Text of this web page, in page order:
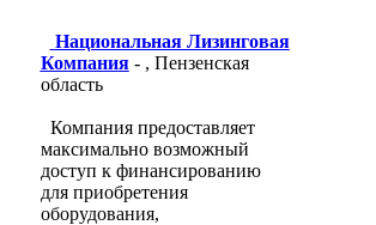
Национальная Лизинговая
Компания- , Пензенская
область
Компания предоставляет
максимально возможный
доступ к финансированию
для приобретения
оборудования,